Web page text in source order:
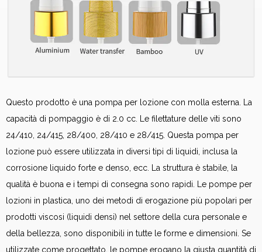
Questo prodotto è una pompa per lozione con molla esterna. La
capacità di pompaggio è di 2.0 cc. Le filettature delle viti sono
24/410, 24/415, 28/400, 28/410 e 28/415. Questa pompa per
lozione può essere utilizzata in diversi tipi di liquidi, inclusa la
corrosione liquido forte e denso, ecc. La struttura è stabile, la
qualità è buona e i tempi di consegna sono rapidi. Le pompe per
lozioni in plastica, uno dei metodi di erogazione più popolari per
prodotti viscosi (liquidi densi) nel settore della cura personale e
della bellezza, sono disponibili in tutte le forme e dimensioni. Se
utilizzate come progettato, le pompe erogano la giusta quantità di